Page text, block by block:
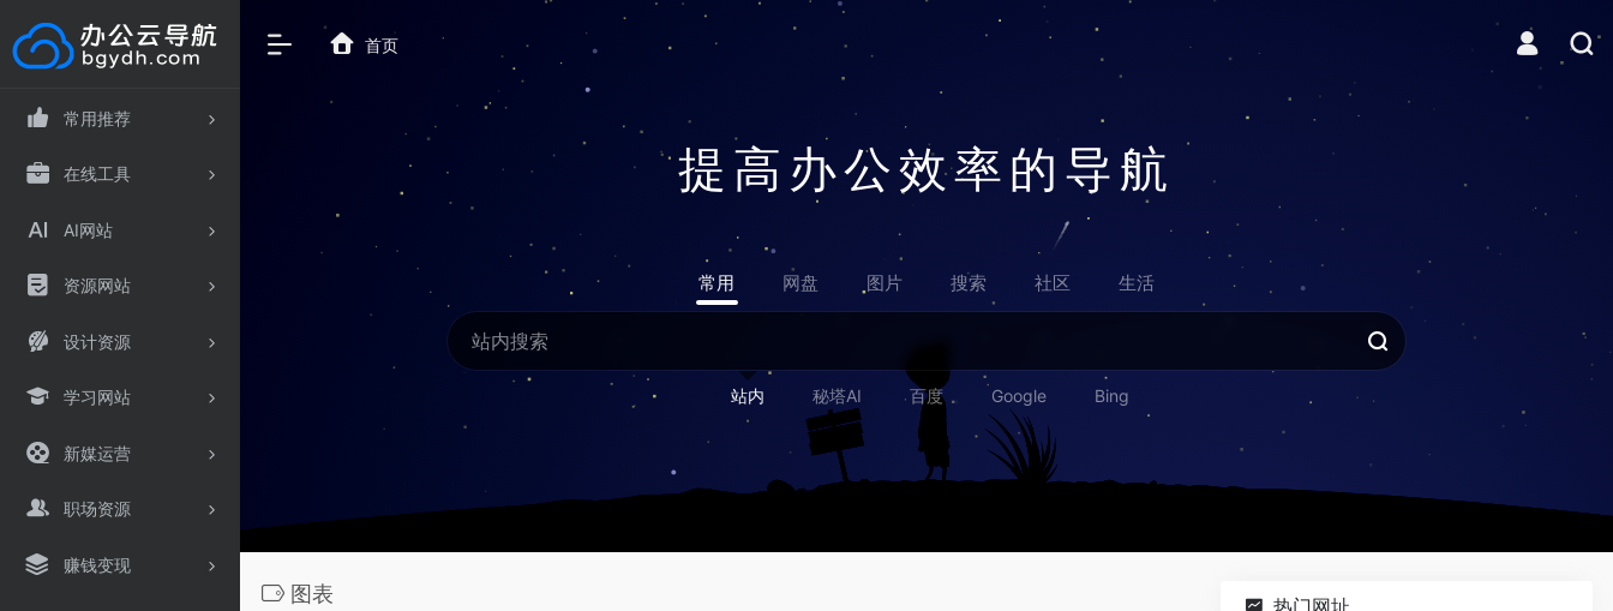
常用推荐
在线工具
AI网站
资源网站
设计资源
学习网站
新媒运营
职场资源
赚钱变现
首页
提高办公效率的导航
常用 网盘 图片 搜索 社区 生活
站内 秘塔AI 百度 Google Bing
图表 热门网址